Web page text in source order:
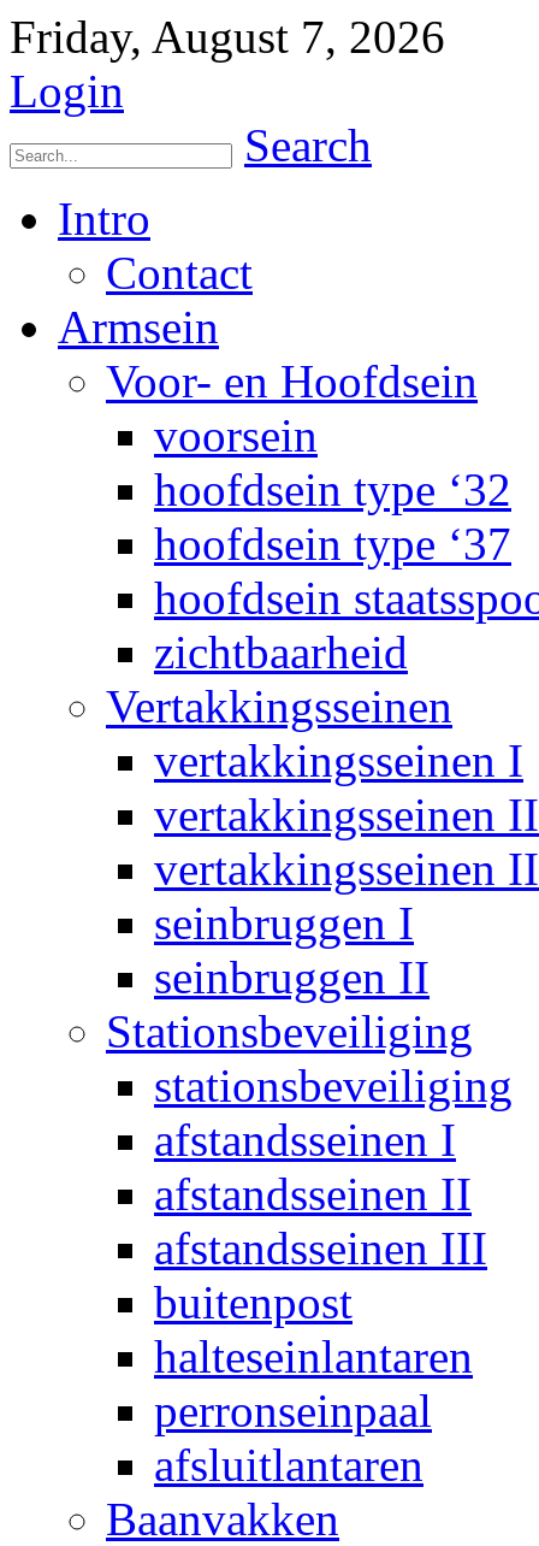
Friday, August 7, 2026
Login
Search
Intro
Contact
Armsein
Voor- en Hoofdsein
voorsein
hoofdsein type ‘32
hoofdsein type ‘37
hoofdsein
zichtbaarheid
Vertakkingsseinen
vertakkingsseinen I
vertakkingsseinen II
vertakkingsseinen
seinbruggen I
seinbruggen II
Stationsbeveiliging
stationsbeveiliging
afstandsseinen I
afstandsseinen II
afstandsseinen III
buitenpost
halteseinlantaren
perronseinpaal
afsluitlantaren
Baanvakken